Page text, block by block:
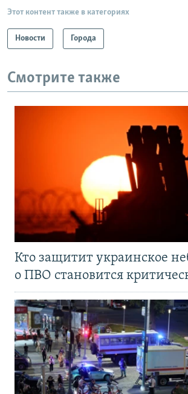
Этот контент также в категориях
Новости Города
Смотрите также
Кто защитит украинское
о ПВО становится